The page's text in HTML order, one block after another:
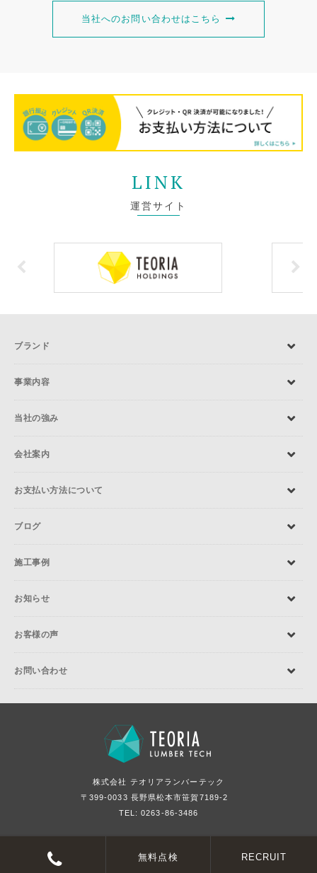
当社へのお問い合わせはこちら
LINK
運営サイト
ブランド
事業内容
当社の強み
会社案内
お支払い方法について
ブログ
施工事例
お知らせ
お客様の声
お問い合わせ
株式会社 テオリアランバーテック
〒399-0033 長野県松本市笹賀7189-2
TEL: 0263-86-3486
無料点検 RECRUIT